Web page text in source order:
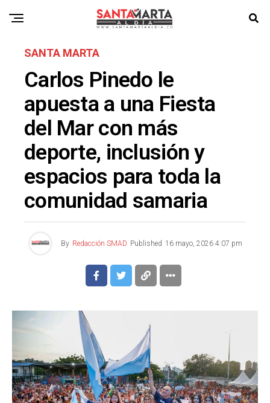
SANTA MARTA
Carlos Pinedo le
apuesta a una Fiesta
del Mar con más
deporte, inclusión y
espacios para toda la
comunidad samaria
By Redacción SMAD Published 16 mayo, 2026 4:07 pm